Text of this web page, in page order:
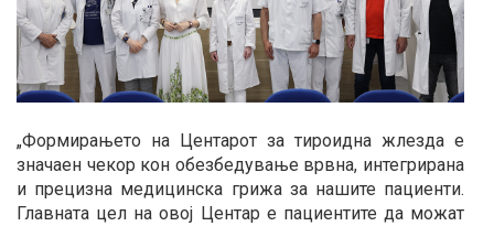
„Формирањето на Центарот за тироидна жлезда е
значаен чекор кон обезбедување врвна, интегрирана
и прецизна медицинска грижа за нашите пациенти.
Главната цел на овој Центар е пациентите да можат